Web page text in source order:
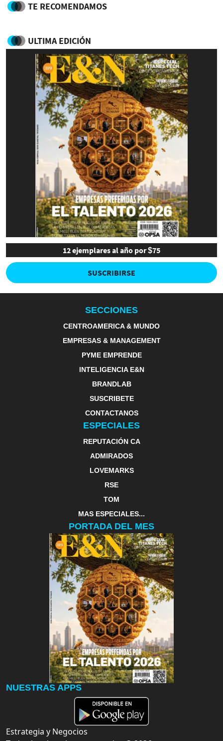
TE RECOMENDAMOS
ULTIMA EDICIÓN
12 ejemplares al año por $75
SUSCRIBIRSE
SECCIONES
CENTROAMERICA & MUNDO
EMPRESAS & MANAGEMENT
PYME EMPRENDE
INTELIGENCIA E&N
BRANDLAB
SUSCRIBETE
CONTACTANOS
ESPECIALES
REPUTACIÓN CA
ADMIRADOS
LOVEMARKS
RSE
TOM
MAS ESPECIALES...
PORTADA DEL MES
NUESTRAS APPS
Estrategia y Negocios